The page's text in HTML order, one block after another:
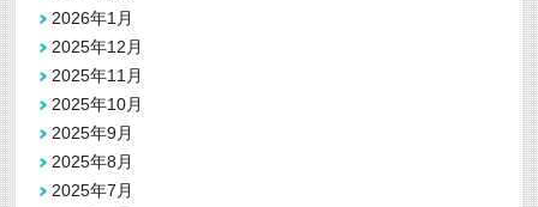
2026年1月
2025年12月
2025年11月
2025年10月
2025年9月
2025年8月
2025年7月